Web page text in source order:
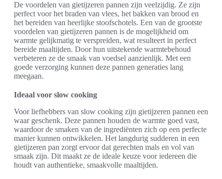
De voordelen van gietijzeren pannen zijn veelzijdig. Ze zijn
perfect voor het braden van vlees, het bakken van brood en
het bereiden van heerlijke stoofschotels. Een van de grootste
voordelen van gietijzeren pannen is de mogelijkheid om
warmte gelijkmatig te verspreiden, wat resulteert in perfect
bereide maaltijden. Door hun uitstekende warmtebehoud
verbeteren ze de smaak van voedsel aanzienlijk. Met een
goede verzorging kunnen deze pannen generaties lang
meegaan.
Ideaal voor slow cooking
Voor liefhebbers van slow cooking zijn gietijzeren pannen een
waar geschenk. Deze pannen houden de warmte goed vast,
waardoor de smaken van de ingrediënten zich op een perfecte
manier kunnen ontwikkelen. Het langdurig sudderen in een
gietijzeren pan zorgt ervoor dat gerechten mals en vol van
smaak zijn. Dit maakt ze de ideale keuze voor iedereen die
houdt van authentieke, smaakvolle maaltijden.